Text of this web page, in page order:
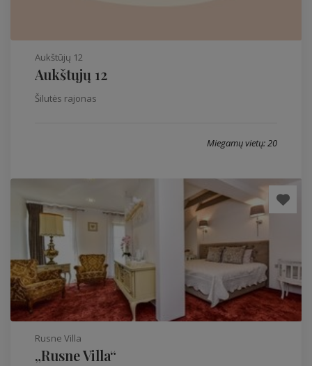
Aukštūjų 12
Aukštųjų 12
Šilutės rajonas
Miegamų vietų: 20
Rusne Villa
„Rusne Villa“